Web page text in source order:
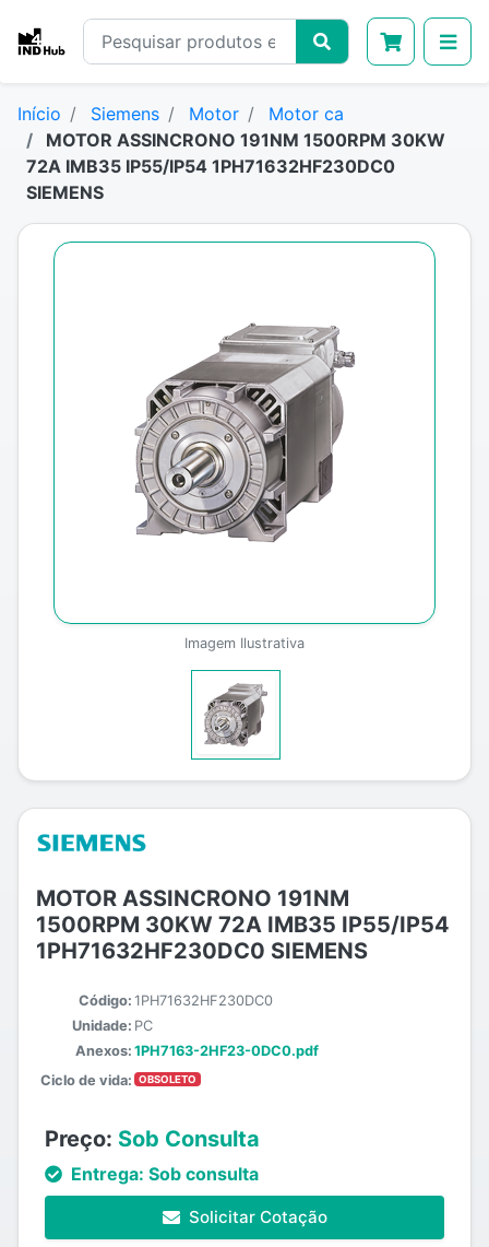
Início Siemens Motor
Motor ca
MOTOR ASSINCRONO 191NM 1500RPM 30KW
72A IMB35 IP55/IP54 1PH71632HF230DC0
SIEMENS
Imagem Ilustrativa
MOTOR ASSINCRONO 191NM
1500RPM 30KW 72A IMB35 IP55/IP54
1PH71632HF230DC0 SIEMENS
Código: 1PH71632HF230DC0
Unidade: PC
Anexos: 1PH7163-2HF23-0DC0.pdf
Ciclo de vida:
OBSOLETO
Preço: Sob Consulta
Entrega: Sob consulta
Solicitar Cotação